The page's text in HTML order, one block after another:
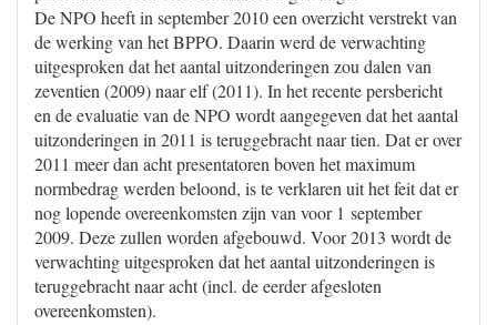
De NPO heeft in september 2010 een overzicht verstrekt van
de werking van het BPPO. Daarin werd de verwachting
uitgesproken dat het aantal uitzonderingen zou dalen van
zeventien (2009) naar elf (2011). In het recente persbericht
en de evaluatie van de NPO wordt aangegeven dat het aantal
uitzonderingen in 2011 is teruggebracht naar tien. Dat er over
2011 meer dan acht presentatoren boven het maximum
normbedrag werden beloond, is te verklaren uit het feit dat er
nog lopende overeenkomsten zijn van voor 1 september
2009. Deze zullen worden afgebouwd. Voor 2013 wordt de
verwachting uitgesproken dat het aantal uitzonderingen is
teruggebracht naar acht (incl. de eerder afgesloten
overeenkomsten).